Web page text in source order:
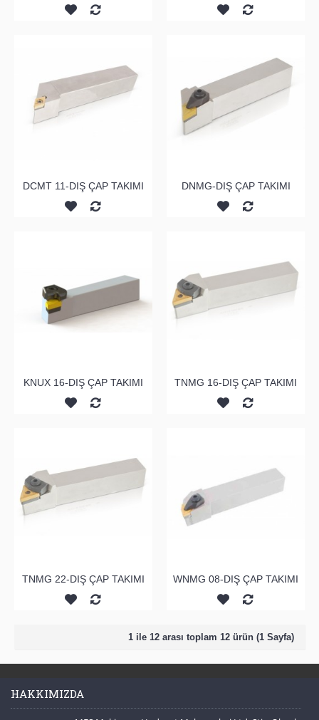
DCMT 11-DIŞ ÇAP TAKIMI DNMG-DIŞ ÇAP TAKIMI
KNUX 16-DIŞ ÇAP TAKIMI TNMG 16-DIŞ ÇAP TAKIMI
TNMG 22-DIŞ ÇAP TAKIMI WNMG 08-DIŞ ÇAP TAKIMI
1 ile 12 arası toplam 12 ürün (1 Sayfa)
HAKKIMIZDA